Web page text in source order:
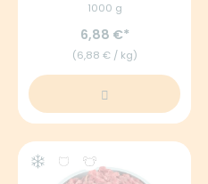
1000 g
6,88 €
(6,88 € / kg)